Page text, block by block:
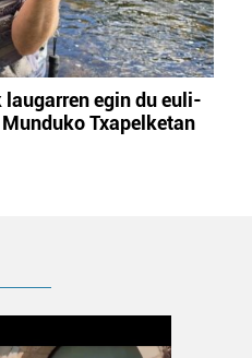
egin du euli-
Txapelketan